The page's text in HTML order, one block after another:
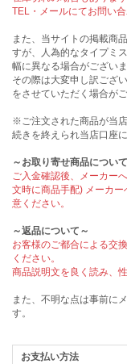
TEL・メールにてお問い合
また、当サイトの掲載商
すが、人為的なタイプミ
幅に異なる場合がございま
その際は大変申し訳ござ
をさせていただく場合が
※ご注文された商品が当
続きを終えられ当店口座
～お取り寄せ商品につい
ご入金確認後、メーカー
文時に商品手配) メーカ
意ください。
～返品について～
お客様のご都合による交
ください。
商品説明文を良く読み、
また、不明な点は事前に
す。
お支払い方法